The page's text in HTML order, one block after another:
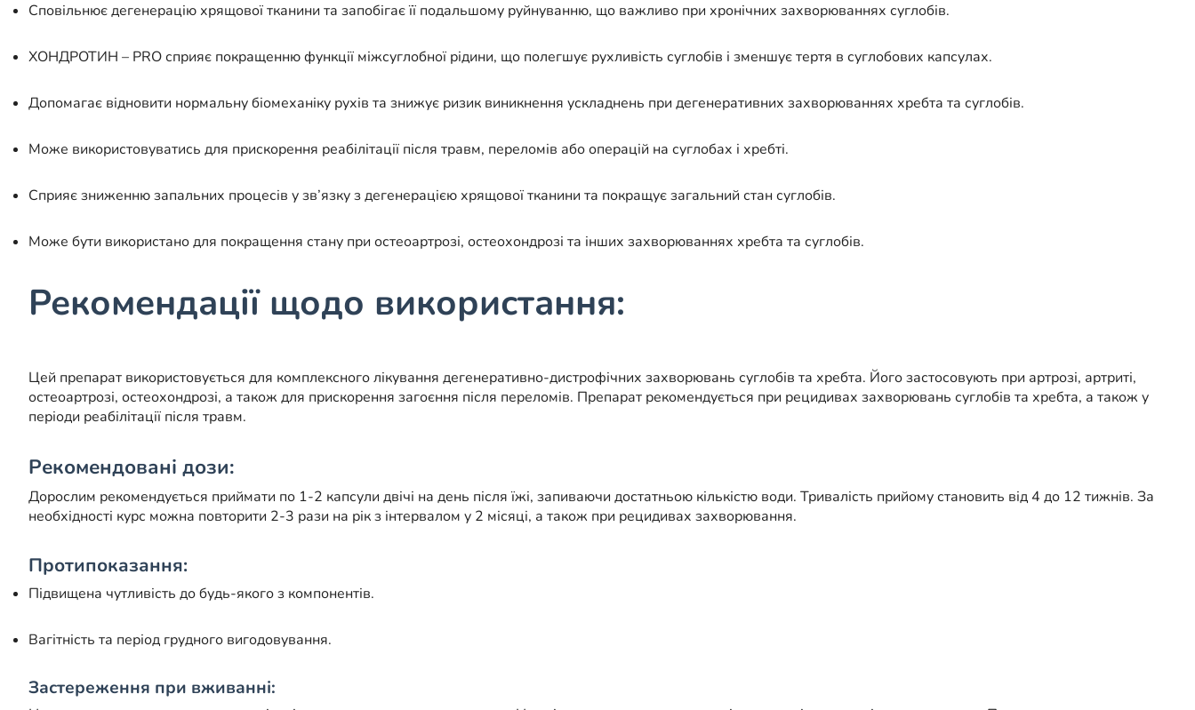
Сповільнює дегенерацію хрящової тканини та запобігає її подальшому руйнуванню, що важливо при хронічних захворюваннях суглобів.
ХОНДРОТИН – PRO сприяє покращенню функції міжсуглобної рідини, що полегшує рухливість суглобів і зменшує тертя в суглобових капсулах.
Допомагає відновити нормальну біомеханіку рухів та знижує ризик виникнення ускладнень при дегенеративних захворюваннях хребта та суглобів.
Може використовуватись для прискорення реабілітації після травм, переломів або операцій на суглобах і хребті.
Сприяє зниженню запальних процесів у зв’язку з дегенерацією хрящової тканини та покращує загальний стан суглобів.
Може бути використано для покращення стану при остеоартрозі, остеохондрозі та інших захворюваннях хребта та суглобів.
Рекомендації щодо використання:
Цей препарат використовується для комплексного лікування дегенеративно-дистрофічних захворювань суглобів та хребта. Його застосовують при артрозі, артриті,
остеоартрозі, остеохондрозі, а також для прискорення загоєння після переломів. Препарат рекомендується при рецидивах захворювань суглобів та хребта, а також у
періоди реабілітації після травм.
Рекомендовані дози:
Дорослим рекомендується приймати по 1-2 капсули двічі на день після їжі, запиваючи достатньою кількістю води. Тривалість прийому становить від 4 до 12 тижнів. За
необхідності курс можна повторити 2-3 рази на рік з інтервалом у 2 місяці, а також при рецидивах захворювання.
Протипоказання:
Підвищена чутливість до будь-якого з компонентів.
Вагітність та період грудного вигодовування.
Застереження при вживанні: